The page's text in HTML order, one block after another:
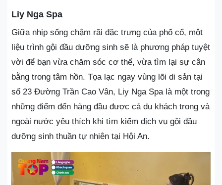
Liy Nga Spa
Giữa nhịp sống chậm rãi đặc trưng của phố cổ, một
liệu trình gội đầu dưỡng sinh sẽ là phương pháp tuyệt
vời để bạn vừa chăm sóc cơ thể, vừa tìm lại sự cân
bằng trong tâm hồn. Tọa lạc ngay vùng lõi di sản tại
số 23 Đường Trần Cao Vân, Liy Nga Spa là một trong
những điểm đến hàng đầu được cả du khách trong và
ngoài nước yêu thích khi tìm kiếm dịch vụ gội đầu
dưỡng sinh thuần tự nhiên tại Hội An.